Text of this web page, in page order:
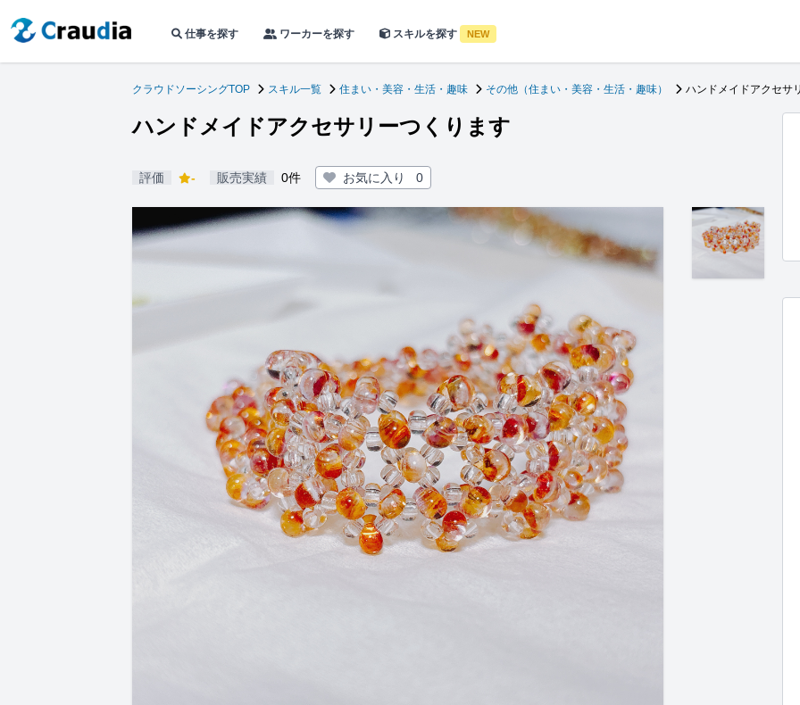
仕事を探す ワーカーを探す スキルを探す NEW
クラウドソーシングTOP スキル一覧 住まい・美容・生活・趣味 その他（住まい・美容・生活・趣味） ハンドメイドアクセサ
ハンドメイドアクセサリーつくります
評価 - 販売実績 0件 お気に入り 0